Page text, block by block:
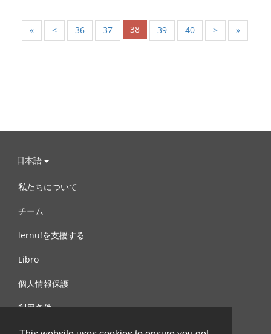
« < 36 37 38 39 40 > »
日本語
私たちについて
チーム
lernu!を支援する
Libro
個人情報保護
利用条件